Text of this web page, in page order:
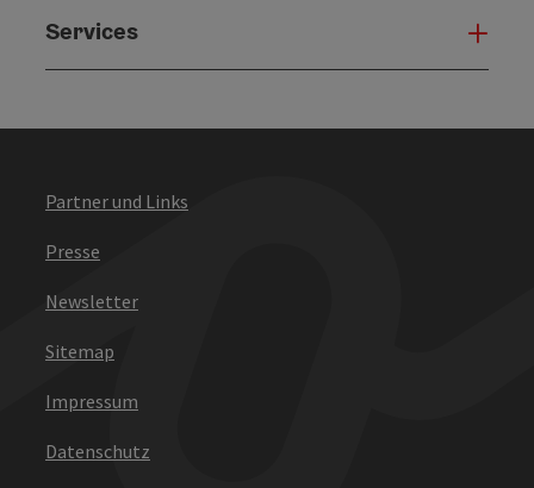
Services
Partner und Links
Presse
Newsletter
Sitemap
Impressum
Datenschutz